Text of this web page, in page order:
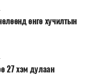
шинээр
найдвартай
оргил ачааллын
хувь нэмэр оруулах
өнгө хучилтын
27 хэм дулаан